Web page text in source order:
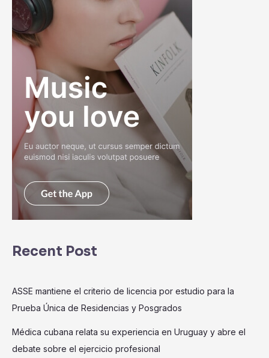
Recent Post
ASSE mantiene el criterio de licencia por estudio para la
Prueba Única de Residencias y Posgrados
Médica cubana relata su experiencia en Uruguay y abre el
debate sobre el ejercicio profesional